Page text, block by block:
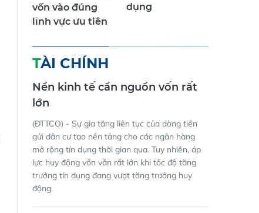
vốn vào đúng
lĩnh vực ưu tiên
dụng
TÀI CHÍNH
Nền kinh tế cần nguồn vốn rất
lớn
(ĐTTCO) - Sự gia tăng liên tục của dòng tiền
gửi dân cư tạo nền tảng cho các ngân hàng
mở rộng tín dụng thời gian qua. Tuy nhiên, áp
lực huy động vốn vẫn rất lớn khi tốc độ tăng
trưởng tín dụng đang vượt tăng trưởng huy
động.